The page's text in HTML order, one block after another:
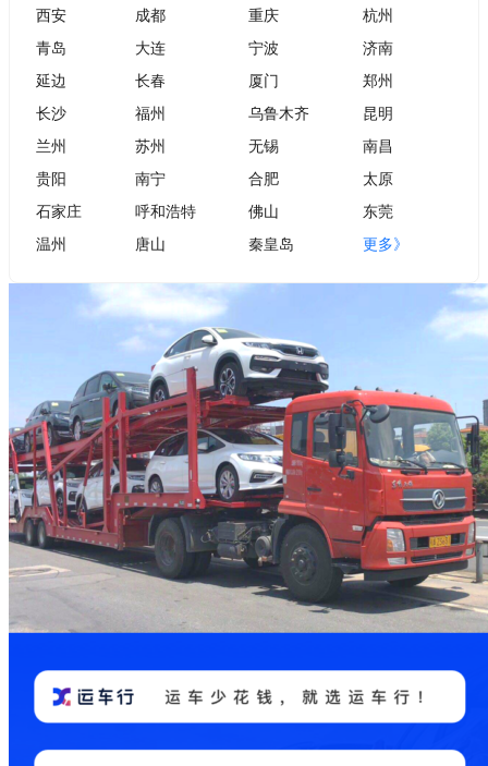
西安
成都 重庆
杭州
青岛
大连 宁波
济南
延边
长春 厦门
郑州
长沙
福州 乌鲁木齐
昆明
兰州
苏州 无锡
南昌
贵阳
南宁 合肥
太原
石家庄
呼和浩特 佛山
东莞
温州
唐山 秦皇岛 更多》